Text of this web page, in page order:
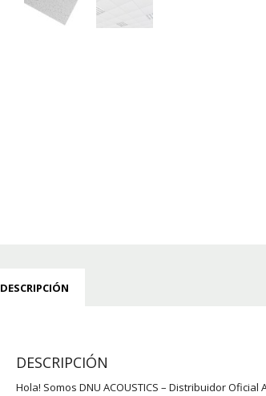
DESCRIPCIÓN
DESCRIPCIÓN
Hola! Somos DNU ACOUSTICS – Distribuidor Oficial